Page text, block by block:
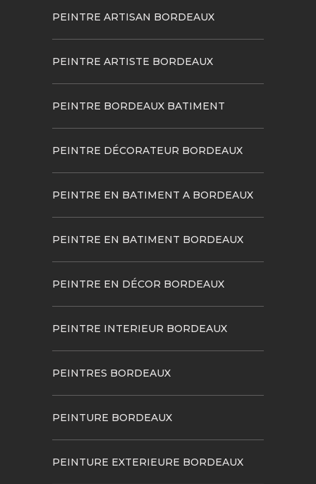
PEINTRE ARTISAN BORDEAUX
PEINTRE ARTISTE BORDEAUX
PEINTRE BORDEAUX BATIMENT
PEINTRE DÉCORATEUR BORDEAUX
PEINTRE EN BATIMENT A BORDEAUX
PEINTRE EN BATIMENT BORDEAUX
PEINTRE EN DÉCOR BORDEAUX
PEINTRE INTERIEUR BORDEAUX
PEINTRES BORDEAUX
PEINTURE BORDEAUX
PEINTURE EXTERIEURE BORDEAUX